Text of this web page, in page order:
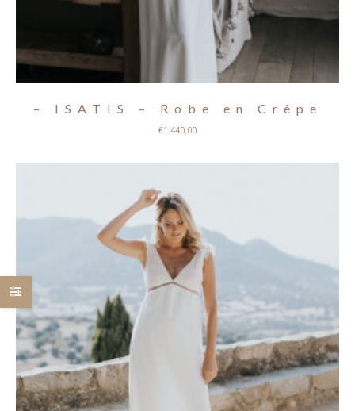
– ISATIS – Robe en Crêpe
€1.440,00